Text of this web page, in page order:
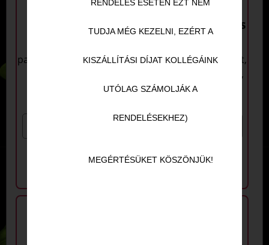
17. Tonhalas
paradicsommártás, sajt,
8. Spenótos-csirkés
paradicsommártás, sajt,
fokhagymás parajlevél,
feta sajt, csirkecsíkok)
RENDELÉS ESETÉN EZT NEM
TUDJA MÉG KEZELNI, EZÉRT A
KISZÁLLÍTÁSI DÍJAT KOLLÉGÁINK
UTÓLAG SZÁMOLJÁK A
RENDELÉSEKHEZ)
MEGÉRTÉSÜKET KÖSZÖNJÜK!